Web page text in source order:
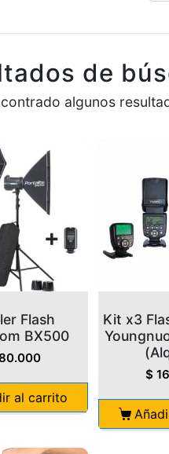
de
algunos
Flash
BX500
al carrito
Kit x3
$